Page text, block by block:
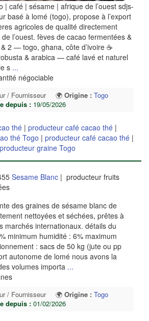
café | sésame | afrique de l’ouest sdjs-
basé à lomé (togo), propose à l’export
agricoles de qualité directement
l’ouest. fèves de cacao fermentées &
2 — togo, ghana, côte d’ivoire ☕
& arabica — café lavé et naturel
s ...
négociable
/ Fournisseur 🌍 Origine : Togo
depuis : 19/05/2026
thé | producteur café cacao thé |
thé Togo | producteur café cacao thé |
producteur graine Togo
Sesame Blanc| producteur fruits
des graines de sésame blanc de
nettoyées et séchées, prêtes à
marchés internationaux. détails du
minimum humidité : 6% maximum
: sacs de 50 kg (jute ou pp
autonome de lomé nous avons la
volumes importa ...
/ Fournisseur 🌍 Origine : Togo
depuis : 01/02/2026